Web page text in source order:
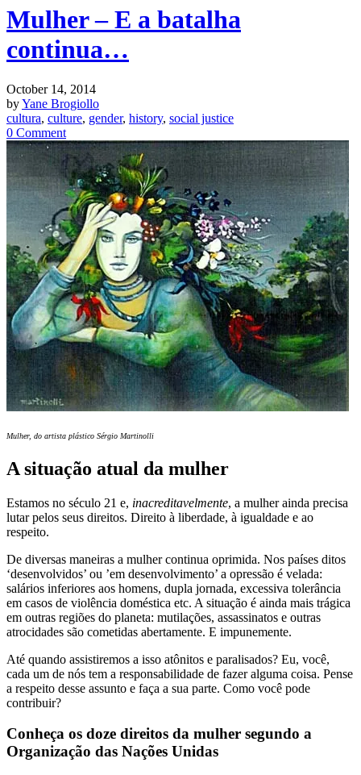
Mulher – E a batalha
continua…
October 14, 2014
byYane Brogiollo
cultura, culture, gender, history, social justice
0 Comment
Mulher, do artista plástico Sérgio Martinolli
A situação atual da mulher
Estamos no século 21 e, inacreditavelmente, a mulher ainda precisa
lutar pelos seus direitos. Direito à liberdade, à igualdade e ao
respeito.
De diversas maneiras a mulher continua oprimida. Nos países ditos
‘desenvolvidos’ ou ’em desenvolvimento’ a opressão é velada:
salários inferiores aos homens, dupla jornada, excessiva tolerância
em casos de violência doméstica etc. A situação é ainda mais trágica
em outras regiões do planeta: mutilações, assassinatos e outras
atrocidades são cometidas abertamente. E impunemente.
Até quando assistiremos a isso atônitos e paralisados? Eu, você,
cada um de nós tem a responsabilidade de fazer alguma coisa. Pense
a respeito desse assunto e faça a sua parte. Como você pode
contribuir?
Conheça os doze direitos da mulher segundo a
Organização das Nações Unidas